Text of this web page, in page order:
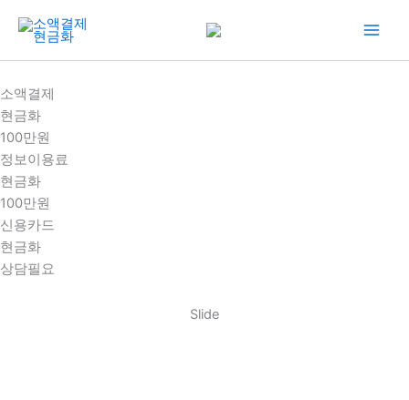
건
너
뛰
기
소액결제
현금화
100만원
정보이용료
현금화
100만원
신용카드
현금화
상담필요
Slide